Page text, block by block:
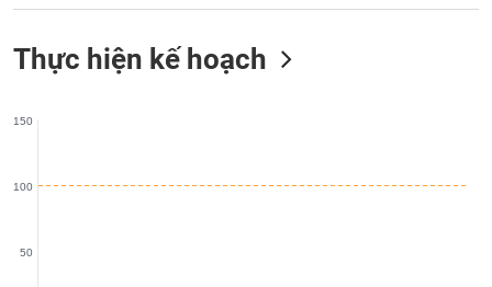
Thực hiện kế hoạch
50
100
150